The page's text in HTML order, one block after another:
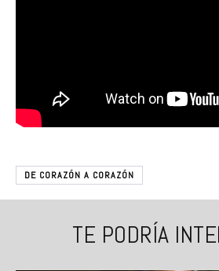
DE CORAZÓN A CORAZÓN
TE PODRÍA